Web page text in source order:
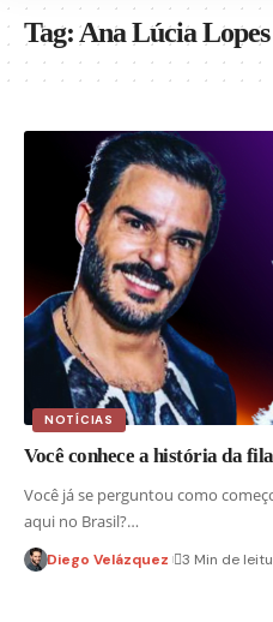
Tag:Ana Lúcia
NOTÍCIAS
Você conhece a história da
Você já se perguntou como
aqui no Brasil?…
Diego Velázquez 3 Min de